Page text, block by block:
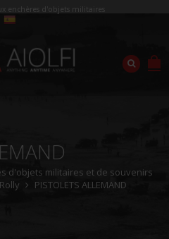
enchères d'objets militaires
d'objets militaires et de souvenirs
PISTOLETS ALLEMAND